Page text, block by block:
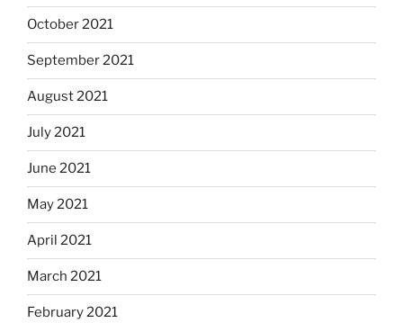
October 2021
September 2021
August 2021
July 2021
June 2021
May 2021
April 2021
March 2021
February 2021